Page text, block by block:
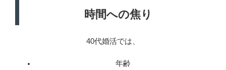
時間への焦り
40代婚活では、
年齢